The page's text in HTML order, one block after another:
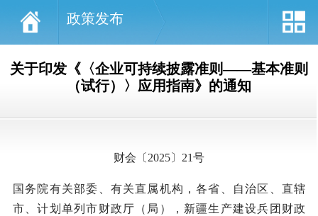
政策发布
关于印发《〈企业可持续披露准则——基本准则
（试行）〉应用指南》的通知
财会〔2025〕21号
国务院有关部委、有关直属机构，各省、自治区、直辖
市、计划单列市财政厅（局），新疆生产建设兵团财政